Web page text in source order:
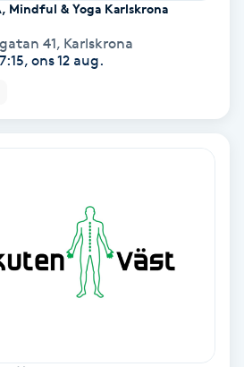
Mindful & Yoga Karlskrona
41, Karlskrona
ons 12 aug.